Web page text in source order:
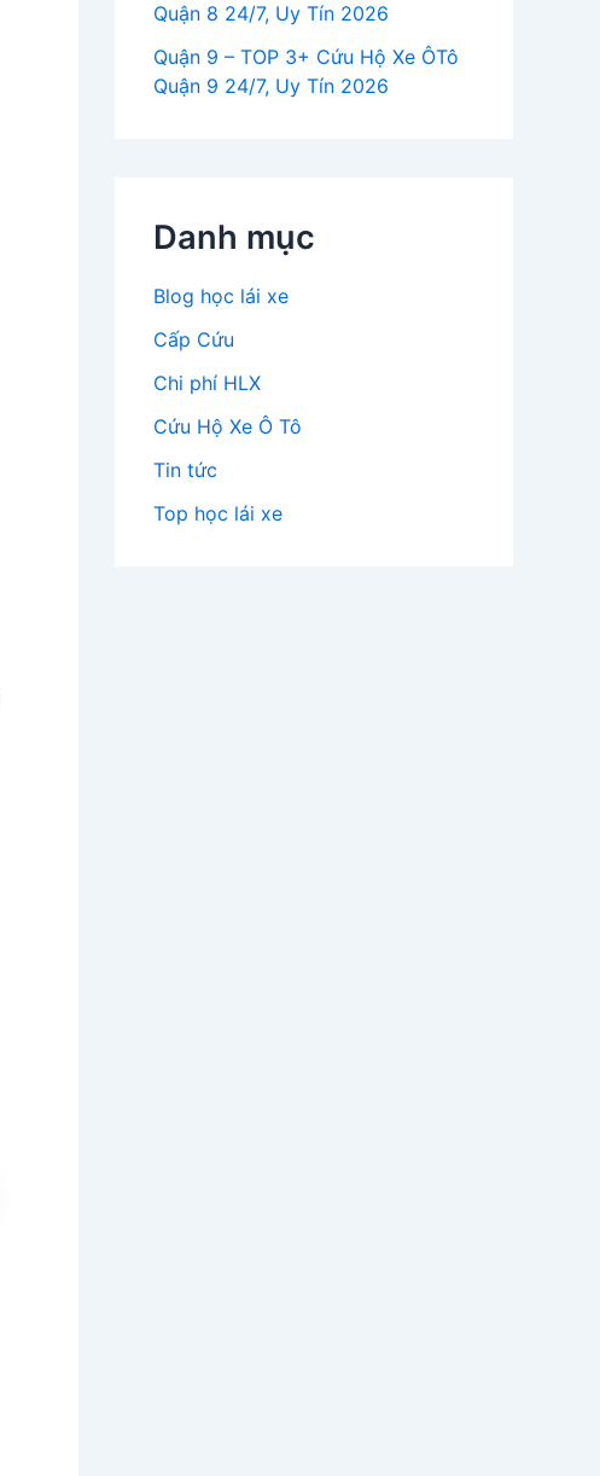
Quận 8 24/7, Uy Tín 2026
Quận 9 – TOP 3+ Cứu Hộ Xe ÔTô
Quận 9 24/7, Uy Tín 2026
Danh mục
Blog học lái xe
Cấp Cứu
Chi phí HLX
Cứu Hộ Xe Ô Tô
Tin tức
Top học lái xe